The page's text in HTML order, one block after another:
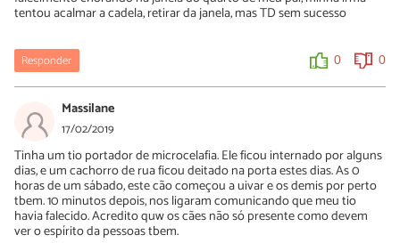
tentou acalmar a cadela, retirar da janela, mas TD sem sucesso
Responder 0 0
Massilane
17/02/2019
Tinha um tio portador de microcelafia. Ele ficou internado por alguns
dias, e um cachorro de rua ficou deitado na porta estes dias. As 0
horas de um sábado, este cão começou a uivar e os demis por perto
tbem. 10 minutos depois, nos ligaram comunicando que meu tio
havia falecido. Acredito quw os cães não só presente como devem
ver o espírito da pessoas tbem.